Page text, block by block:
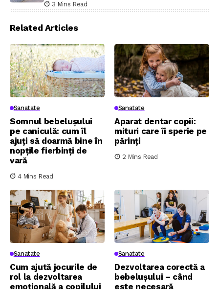
3 Mins Read
Related Articles
Sanatate
Somnul bebelușului
pe caniculă: cum îl
ajuți să doarmă bine în
nopțile fierbinți de
vară
4 Mins Read
Sanatate
Aparat dentar copii:
mituri care îi sperie pe
părinți
2 Mins Read
Sanatate
Cum ajută jocurile de
rol la dezvoltarea
emoțională a copilului
Sanatate
Dezvoltarea corectă a
bebelușului – când
este necesară